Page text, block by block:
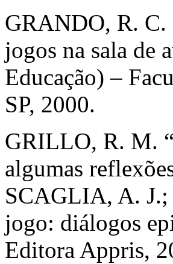
GRANDO, R. C.
jogos na sala de
Educação) –
SP, 2000.
GRILLO, R. M.
algumas
SCAGLIA, A. J.;
jogo: diálogos
Editora Appris,